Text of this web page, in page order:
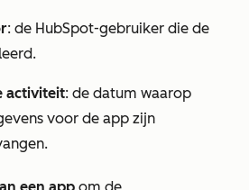
: de HubSpot-gebruiker die de
activiteit: de datum waarop
voor de app zijn